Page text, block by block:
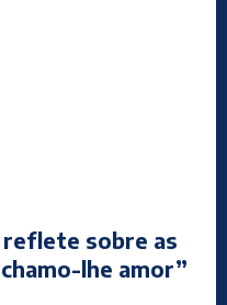
reflete sobre as
lhe amor”